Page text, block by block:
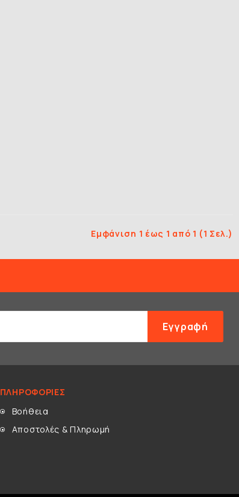
Εμφάνιση 1 έως 1 από 1 (1 Σελ.)
Εγγραφή
ΠΛΗΡΟΦΟΡΊΕΣ
Βοήθεια
Αποστολές & Πληρωμή